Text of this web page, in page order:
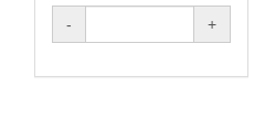
- +